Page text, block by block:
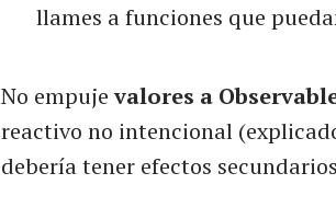
llames a funciones que
No empujevalores a
reactivo no intencional
debería tener efectos